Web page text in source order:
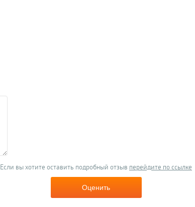
Если вы хотите оставить подробный отзыв перейдите по ссылке
Оценить